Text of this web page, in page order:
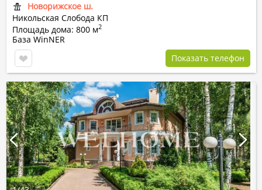
Новорижское ш.
Никольская Слобода КП
Площадь дома: 800 м2
База WinNER
Показать телефон